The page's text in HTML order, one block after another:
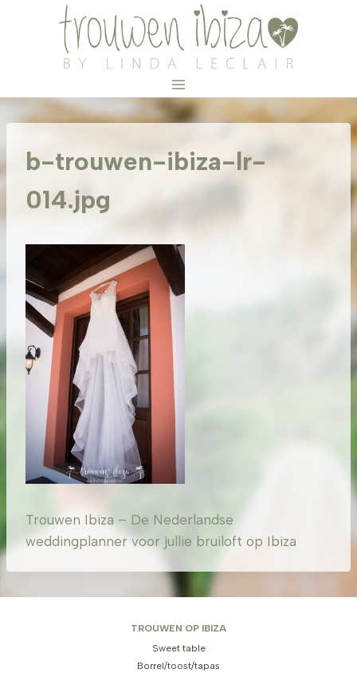
b-trouwen-ibiza-lr-
014.jpg
Trouwen Ibiza – De Nederlandse
weddingplanner voor jullie bruiloft op Ibiza
TROUWEN OP IBIZA
Sweet table
Borrel/toost/tapas